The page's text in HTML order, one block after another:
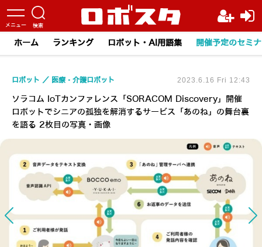
ホーム ランキング ロボット・AI用語集 開催予定のセミ
ソラコム IoTカンファレンス「SORACOM Discovery」開催
ロボットでシニアの孤独を解消するサービス「あのね」の舞台裏
を語る 2枚目の写真・画像
ロボット 医療・介護ロボット 2023.6.16 Fri 12:43